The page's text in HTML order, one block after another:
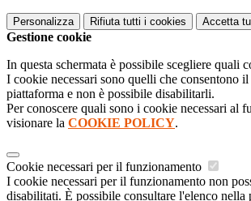
Personalizza Rifiuta tutti i cookies Accetta
Gestione cookie
In questa schermata è possibile scegliere quali
I cookie necessari sono quelli che consentono
piattaforma e non è possibile disabilitarli.
Per conoscere quali sono i cookie necessari al
visionare la COOKIE POLICY.
Cookie necessari per il funzionamento
I cookie necessari per il funzionamento non
disabilitati. È possibile consultare l'elenco nella